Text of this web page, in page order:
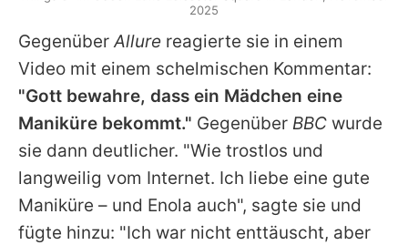
GegenüberAllure reagierte sie in einem
Video mit einem schelmischen Kommentar:
"Gott bewahre, dass ein Mädchen eine
Maniküre bekommt." Gegenüber BBC wurde
sie dann deutlicher. "Wie trostlos und
langweilig vom Internet. Ich liebe eine gute
Maniküre – und Enola auch", sagte sie und
fügte hinzu: "Ich war nicht enttäuscht, aber
2025